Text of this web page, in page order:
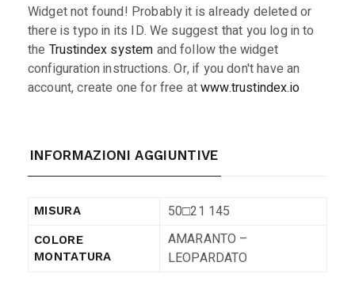
Widget not found! Probably it is already deleted or
there is typo in its ID. We suggest that you log in to
the Trustindex system and follow the widget
configuration instructions. Or, if you don't have an
account, create one for free atwww.trustindex.io
INFORMAZIONI AGGIUNTIVE
MISURA 50□21 145
COLORE
MONTATURA
AMARANTO –
LEOPARDATO